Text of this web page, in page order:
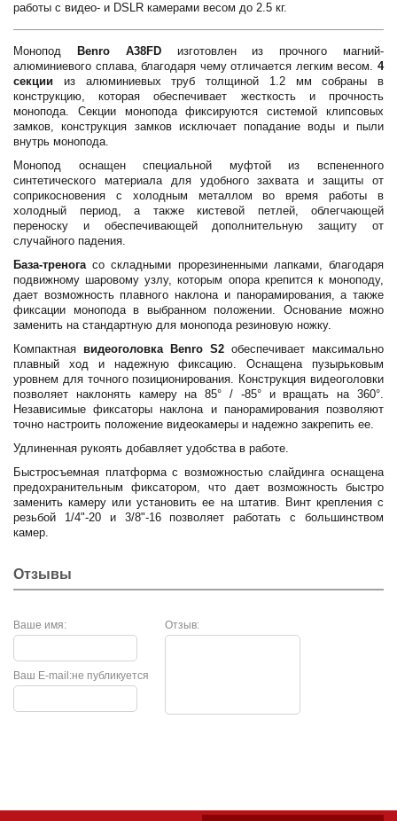
работы с видео- и DSLR камерами весом до 2.5 кг.
Монопод Benro A38FDизготовлен из прочного магний-
алюминиевого сплава, благодаря чему отличается легким весом. 4
секции из алюминиевых труб толщиной 1.2 мм собраны в
конструкцию, которая обеспечивает жесткость и прочность
монопода. Секции монопода фиксируются системой клипсовых
замков, конструкция замков исключает попадание воды и пыли
внутрь монопода.
Монопод оснащен специальной муфтой из вспененного
синтетического материала для удобного захвата и защиты от
соприкосновения с холодным металлом во время работы в
холодный период, а также кистевой петлей, облегчающей
переноску и обеспечивающей дополнительную защиту от
случайного падения.
База-треногасо складными прорезиненными лапками, благодаря
подвижному шаровому узлу, которым опора крепится к моноподу,
дает возможность плавного наклона и панорамирования, а также
фиксации монопода в выбранном положении. Основание можно
заменить на стандартную для монопода резиновую ножку.
Компактная видеоголовка Benro S2 обеспечивает максимально
плавный ход и надежную фиксацию. Оснащена пузырьковым
уровнем для точного позиционирования. Конструкция видеоголовки
позволяет наклонять камеру на 85° / -85° и вращать на 360°.
Независимые фиксаторы наклона и панорамирования позволяют
точно настроить положение видеокамеры и надежно закрепить ее.
Удлиненная рукоять добавляет удобства в работе.
Быстросъемная платформа с возможностью слайдинга оснащена
предохранительным фиксатором, что дает возможность быстро
заменить камеру или установить ее на штатив. Винт крепления с
резьбой 1/4"-20 и 3/8"-16 позволяет работать с большинством
камер.
Отзывы
Ваше имя: Отзыв:
не публикуется
Ваш E-mail: